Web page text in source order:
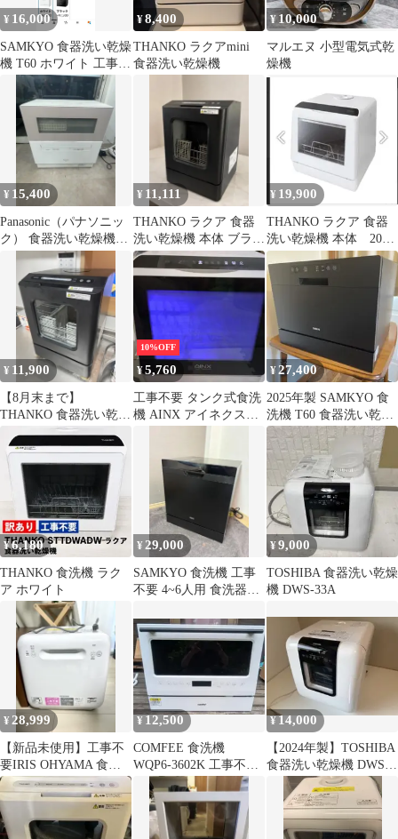
¥ 16,000
SAMKYO 食器洗い乾燥
機 T60 ホワイト 工事不
要2~5人用
¥8,400
THANKO ラクアmini
食器洗い乾燥機
¥ 10,000
マルエヌ 小型電気式乾
燥機
¥ 15,400
Panasonic（パナソニッ
ク） 食器洗い乾燥機
NP-TH4 2021年製
¥ 11,111
THANKO ラクア 食器
洗い乾燥機 本体 ブラッ
ク
¥ 19,900
THANKO ラクア 食器
洗い乾燥機 本体 2022
年製
¥ 11,900
【8月末まで】
THANKO 食器洗い乾燥
機 「ラクアmini Plus」
10%OFF
¥5,760
工事不要 タンク式食洗
機 AINX アイネクス
¥27,400
2025年製 SAMKYO 食
洗機 T60 食器洗い乾燥
機 工事不要 タンク式
¥6,180
THANKO 食洗機 ラク
ア ホワイト
¥ 29,000
SAMKYO 食洗機 工事
不要 4~6人用 食洗器家
¥9,000
TOSHIBA 食器洗い乾燥
機 DWS-33A
¥ 28,999
【新品未使用】工事不
要IRIS OHYAMA 食器
洗い乾燥機
¥ 12,500
COMFEE 食洗機
WQP6-3602K 工事不要
5人用 8.7L
¥14,000
【2024年製】TOSHIBA
食器洗い乾燥機 DWS-
33A 工事不要